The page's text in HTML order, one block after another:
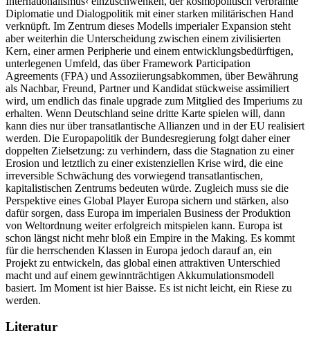
Diplomatie und Dialogpolitik mit einer starken militärischen Hand
verknüpft. Im Zentrum dieses Modells imperialer Expansion steht
aber weiterhin die Unterscheidung zwischen einem zivilisierten
Kern, einer armen Peripherie und einem entwicklungsbedürftigen,
unterlegenen Umfeld, das über Framework Participation
Agreements (FPA) und Assoziierungsabkommen, über Bewährung
als Nachbar, Freund, Partner und Kandidat stückweise assimiliert
wird, um endlich das finale upgrade zum Mitglied des Imperiums zu
erhalten. Wenn Deutschland seine dritte Karte spielen will, dann
kann dies nur über transatlantische Allianzen und in der EU realisiert
werden. Die Europapolitik der Bundesregierung folgt daher einer
doppelten Zielsetzung: zu verhindern, dass die Stagnation zu einer
Erosion und letztlich zu einer existenziellen Krise wird, die eine
irreversible Schwächung des vorwiegend transatlantischen,
kapitalistischen Zentrums bedeuten würde. Zugleich muss sie die
Perspektive eines Global Player Europa sichern und stärken, also
dafür sorgen, dass Europa im imperialen Business der Produktion
von Weltordnung weiter erfolgreich mitspielen kann. Europa ist
schon längst nicht mehr bloß ein Empire in the Making. Es kommt
für die herrschenden Klassen in Europa jedoch darauf an, ein
Projekt zu entwickeln, das global einen attraktiven Unterschied
macht und auf einem gewinnträchtigen Akkumulationsmodell
basiert. Im Moment ist hier Baisse. Es ist nicht leicht, ein Riese zu
werden.
Literatur